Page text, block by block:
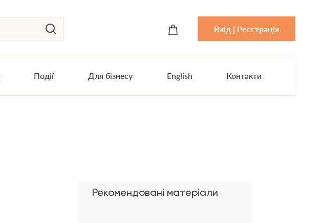
Вхід | Реєстрація
Події Для бізнесу English Контакти
Рекомендовані матеріали